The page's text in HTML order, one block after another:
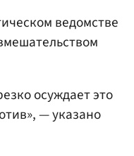
ведомстве
осуждает это
— указано